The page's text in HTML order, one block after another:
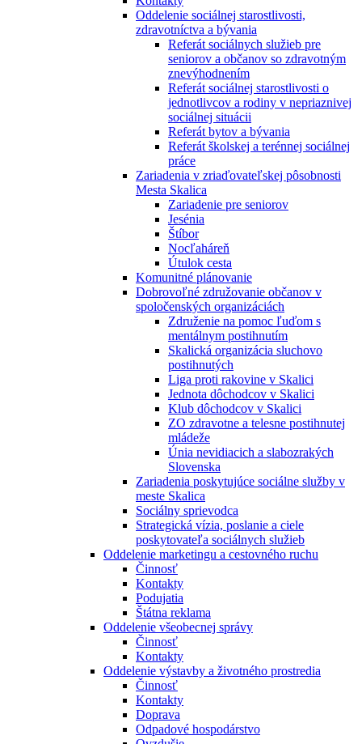
Oddelenie sociálnej starostlivosti,
zdravotníctva a bývania
Referát sociálnych služieb pre
seniorov a občanov so zdravotným
znevýhodnením
Referát sociálnej starostlivosti o
jednotlivcov a rodiny v nepriaznivej
sociálnej situácii
Referát bytov a bývania
Referát školskej a terénnej sociálnej
práce
Zariadenia v zriaďovateľskej pôsobnosti
Mesta Skalica
Zariadenie pre seniorov
Jesénia
Štíbor
Nocľaháreň
Útulok cesta
Komunitné plánovanie
Dobrovoľné združovanie občanov v
spoločenských organizáciách
Združenie na pomoc ľuďom s
mentálnym postihnutím
Skalická organizácia sluchovo
postihnutých
Liga proti rakovine v Skalici
Jednota dôchodcov v Skalici
Klub dôchodcov v Skalici
ZO zdravotne a telesne postihnutej
mládeže
Únia nevidiacich a slabozrakých
Slovenska
Zariadenia poskytujúce sociálne služby v
meste Skalica
Sociálny sprievodca
Strategická vízia, poslanie a ciele
poskytovateľa sociálnych služieb
Oddelenie marketingu a cestovného ruchu
Činnosť
Kontakty
Podujatia
Štátna reklama
Oddelenie všeobecnej správy
Činnosť
Kontakty
Oddelenie výstavby a životného prostredia
Činnosť
Kontakty
Doprava
Odpadové hospodárstvo